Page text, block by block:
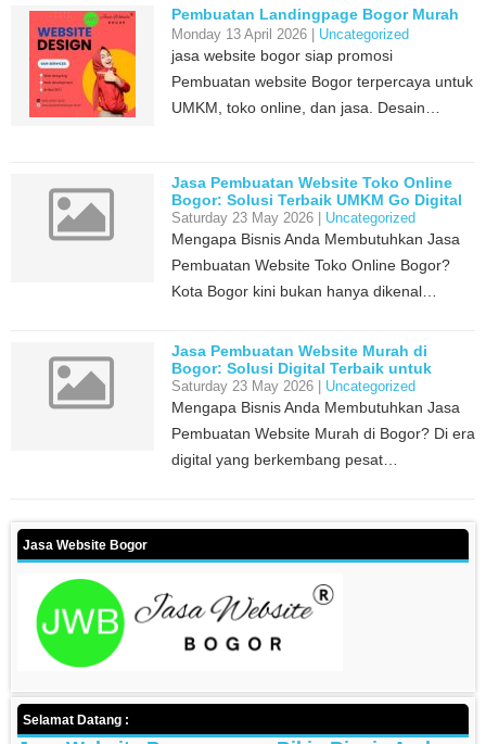
Pembuatan Landingpage Bogor Murah
Monday 13 April 2026 | Uncategorized
jasa website bogor siap promosi
Pembuatan website Bogor terpercaya untuk
UMKM, toko online, dan jasa. Desain…
Jasa Pembuatan Website Toko Online
Bogor: Solusi Terbaik UMKM Go Digital
Saturday 23 May 2026 | Uncategorized
Mengapa Bisnis Anda Membutuhkan Jasa
Pembuatan Website Toko Online Bogor?
Kota Bogor kini bukan hanya dikenal…
Jasa Pembuatan Website Murah di
Bogor: Solusi Digital Terbaik untuk
Bisnis Anda
Saturday 23 May 2026 | Uncategorized
Mengapa Bisnis Anda Membutuhkan Jasa
Pembuatan Website Murah di Bogor? Di era
digital yang berkembang pesat…
Jasa Website Bogor
Selamat Datang :